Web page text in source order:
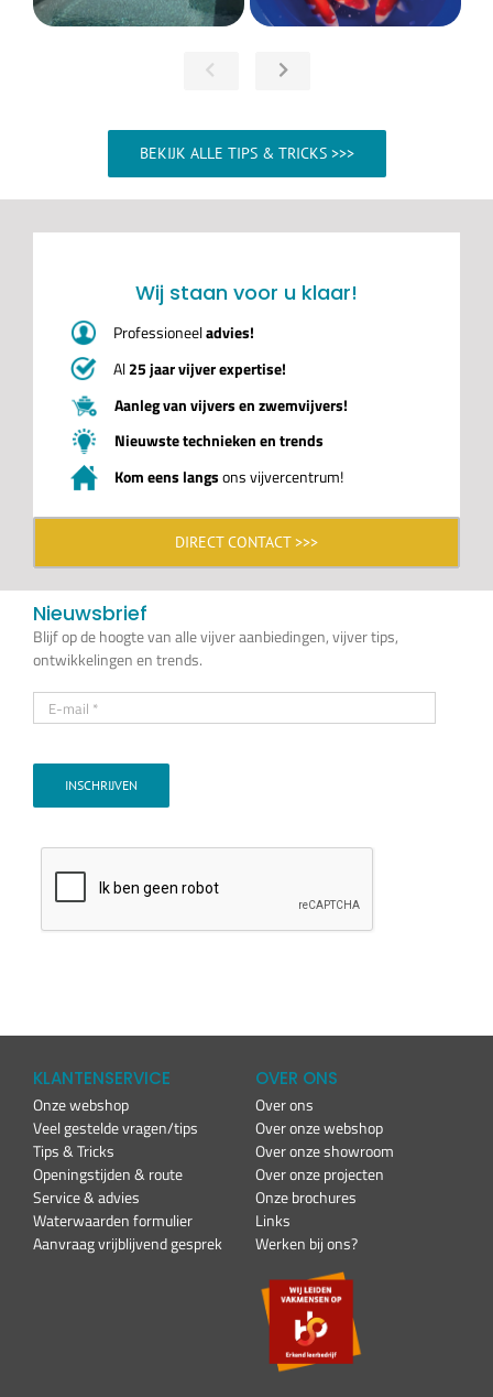
BEKIJK ALLE TIPS & TRICKS >>>
Wij staan voor u klaar!
Professioneeladvies!
Al25 jaar vijver expertise!
Aanleg van vijvers en zwemvijvers!
Nieuwste technieken en trends
Kom eens langsons vijvercentrum!
DIRECT CONTACT >>>
Nieuwsbrief
Blijf op de hoogte van alle vijver aanbiedingen, vijver tips,
ontwikkelingen en trends.
INSCHRIJVEN
KLANTENSERVICE
Onze webshop
Veel gestelde vragen/tips
Tips & Tricks
Openingstijden & route
Service & advies
Waterwaarden formulier
Aanvraag vrijblijvend gesprek
OVER ONS
Over ons
Over onze webshop
Over onze showroom
Over onze projecten
Onze brochures
Links
Werken bij ons?